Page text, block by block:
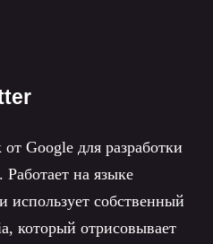
Google для разработки
на языке
использует собственный
который отрисовывает